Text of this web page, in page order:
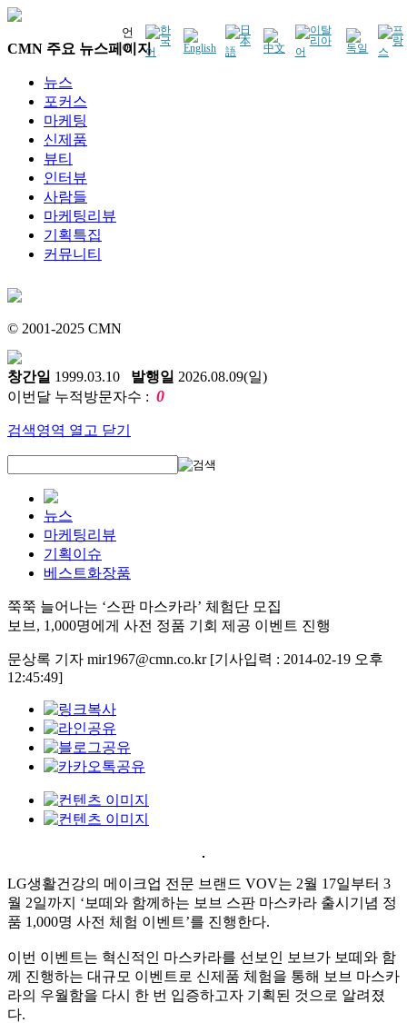
언
어
CMN 주요 뉴스페이지
뉴스
포커스
마케팅
신제품
뷰티
인터뷰
사람들
마케팅리뷰
기획특집
커뮤니티
© 2001-2025 CMN
창간일 1999.03.10 발행일 2026.08.09(일)
이번달 누적방문자수 : 0
검색영역 열고 닫기
뉴스
마케팅리뷰
기획이슈
베스트화장품
쭉쭉 늘어나는 ‘스판 마스카라’ 체험단 모집
보브, 1,000명에게 사전 정품 기회 제공 이벤트 진행
문상록 기자 mir1967@cmn.co.kr [기사입력 : 2014-02-19 오후
12:45:49]
LG생활건강의 메이크업 전문 브랜드 VOV는 2월 17일부터 3
월 2일까지 ‘보떼와 함께하는 보브 스판 마스카라 출시기념 정
품 1,000명 사전 체험 이벤트’를 진행한다.
이번 이벤트는 혁신적인 마스카라를 선보인 보브가 보떼와 함
께 진행하는 대규모 이벤트로 신제품 체험을 통해 보브 마스카
라의 우월함을 다시 한 번 입증하고자 기획된 것으로 알려졌
다.